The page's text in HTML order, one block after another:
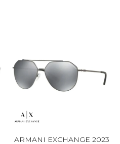
ARMANI EXCHANGE 2023